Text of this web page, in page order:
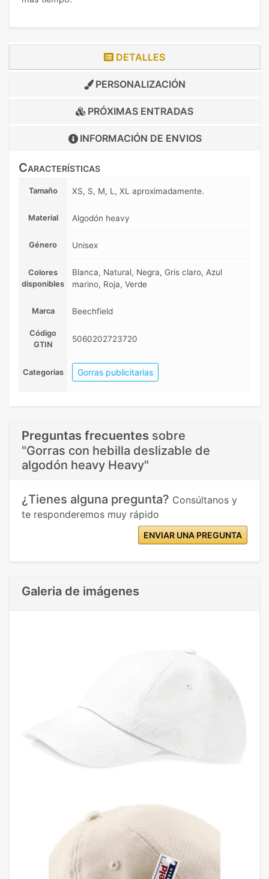
DETALLES
PERSONALIZACIÓN
PRÓXIMAS ENTRADAS
INFORMACIÓN DE ENVIOS
Características
Tamaño XS, S, M, L, XL aproximadamente.
Material Algodón heavy
Género Unisex
Colores
disponibles
Blanca, Natural, Negra, Gris claro, Azul
marino, Roja, Verde
Marca Beechfield
Código
GTIN
5060202723720
Categorias Gorras publicitarias
Preguntas frecuentes sobre
"Gorras con hebilla deslizable de
algodón heavy Heavy"
¿Tienes alguna pregunta? Consúltanos y
te responderemos muy rápido
ENVIAR UNA PREGUNTA
Galeria de imágenes